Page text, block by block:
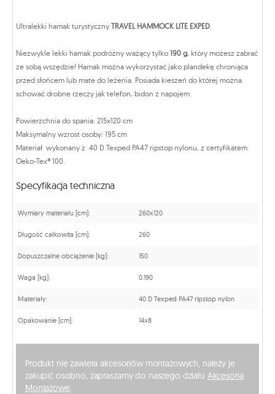
Ultralekki hamak turystyczny TRAVEL HAMMOCK LITE EXPED
Niezwykle lekki hamak podróżny ważący tylko 190 g, który możesz zabrać
ze sobą wszędzie! Hamak można wykorzystać jako plandekę chroniąca
przed słońcem lub mate do leżenia. Posiada kieszeń do której można
schować drobne rzeczy jak telefon, bidon z napojem.
Powierzchnia do spania: 215x120 cm
Maksymalny wzrost osoby: 195 cm
Materiał wykonany z 40 D Texped PA47 ripstop nylonu, z certyfikatem
Oeko-Tex® 100.
Specyfikacja techniczna
Wymiary materiału [cm]: 260x120
Długość całkowita [cm]: 260
Dopuszczalne obciążenie [kg]: 150
Waga [kg]: 0.190
Materiały: 40 D Texped PA47 ripstop nylon
Opakowanie [cm]: 14x8
Produkt nie zawiera akcesoriów montażowych, należy je
zakupić osobno, zapraszamy do naszego działu Akcesoria
Montażowe.